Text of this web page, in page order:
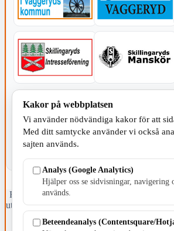
Fristående webbtidningsföretag grundat
ut tidningen Skillingaryd.nu och 2010
april 2026 omfattar Skillingaryd.nu tre
Värnamo och Vaggeryds
Kakor på webbplatsen
Vi använder nödvändiga kakor för att
Med ditt samtycke använder vi också
sajten används.
Analys (Google Analytics)
Hjälper oss se sidvisningar, navigering
används.
Beteendeanalys (Contentsquare/